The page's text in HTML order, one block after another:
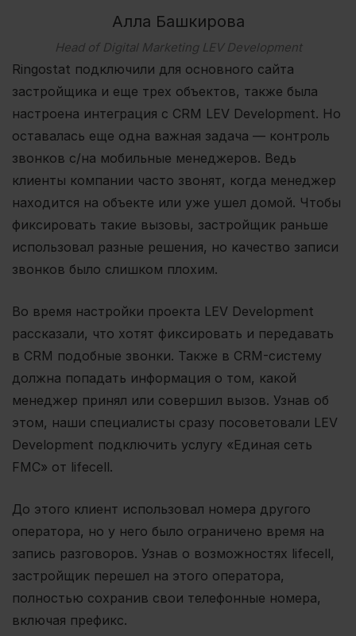
Алла Башкирова
Head of Digital Marketing LEV Development
Ringostat подключили для основного сайта
застройщика и еще трех объектов, также была
настроена интеграция с CRM LEV Development. Но
оставалась еще одна важная задача — контроль
звонков с/на мобильные менеджеров. Ведь
клиенты компании часто звонят, когда менеджер
находится на объекте или уже ушел домой. Чтобы
фиксировать такие вызовы, застройщик раньше
использовал разные решения, но качество записи
звонков было слишком плохим.
Во время настройки проекта LEV Development
рассказали, что хотят фиксировать и передавать
в CRM подобные звонки. Также в CRM-систему
должна попадать информация о том, какой
менеджер принял или совершил вызов. Узнав об
этом, наши специалисты сразу посоветовали LEV
Development подключить услугу «Единая сеть
FMC» от lifecell.
До этого клиент использовал номера другого
оператора, но у него было ограничено время на
запись разговоров. Узнав о возможностях lifecell,
застройщик перешел на этого оператора,
полностью сохранив свои телефонные номера,
включая префикс.